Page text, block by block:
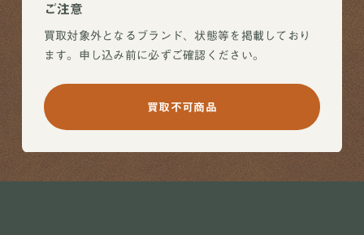
ご注意
買取対象外となるブランド、状態等を掲載しており
ます。申し込み前に必ずご確認ください。
買取不可商品